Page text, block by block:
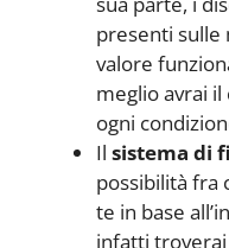
presenti sulle
valore
meglio avrai
ogni
Il sistema di
possibilità fra
te in base
infatti